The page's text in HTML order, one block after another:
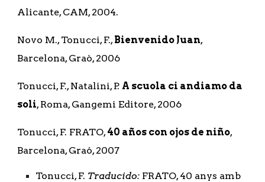
Alicante, CAM, 2004.
Novo M., Tonucci, F., Bienvenido Juan,
Barcelona, Graò, 2006
Tonucci, F., Natalini, P. A scuola ci andiamo da
soli, Roma, Gangemi Editore, 2006
Tonucci, F. FRATO, 40 años con ojos de niño,
Barcelona, Graó, 2007
Tonucci, F. Traducido: FRATO, 40 anys amb